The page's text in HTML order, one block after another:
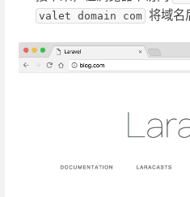
valet domain com 将域名